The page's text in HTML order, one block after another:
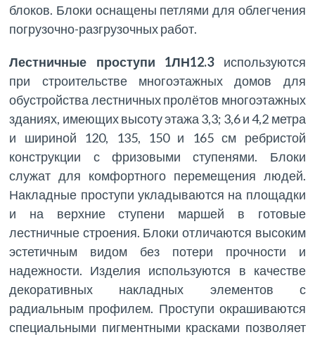
блоков. Блоки оснащены петлями для облегчения
погрузочно-разгрузочных работ.
Лестничные проступи 1ЛН12.3используются
при строительстве многоэтажных домов для
обустройства лестничных пролётов многоэтажных
зданиях, имеющих высоту этажа 3,3; 3,6 и 4,2 метра
и шириной 120, 135, 150 и 165 см ребристой
конструкции с фризовыми ступенями. Блоки
служат для комфортного перемещения людей.
Накладные проступи укладываются на площадки
и на верхние ступени маршей в готовые
лестничные строения. Блоки отличаются высоким
эстетичным видом без потери прочности и
надежности. Изделия используются в качестве
декоративных накладных элементов с
радиальным профилем. Проступи окрашиваются
специальными пигментными красками позволяет